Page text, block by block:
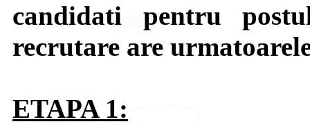
candidati pentru
recrutare are
ETAPA 1: